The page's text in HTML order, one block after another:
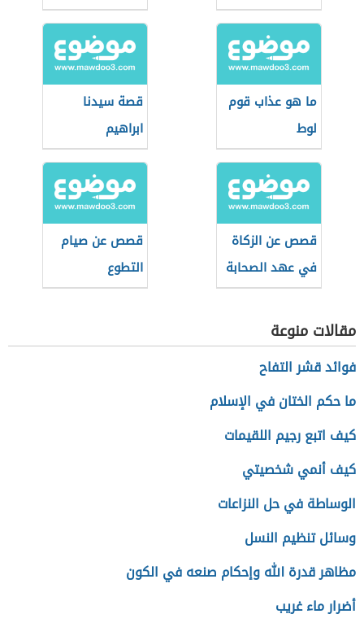
ما هو عذاب قوم
لوط
قصة سيدنا
ابراهيم
قصص عن الزكاة
في عهد الصحابة
قصص عن صيام
التطوع
مقالات منوعة
فوائد قشر التفاح
ما حكم الختان في الإسلام
كيف اتبع رجيم اللقيمات
كيف أنمي شخصيتي
الوساطة في حل النزاعات
وسائل تنظيم النسل
مظاهر قدرة الله وإحكام صنعه في الكون
أضرار ماء غريب